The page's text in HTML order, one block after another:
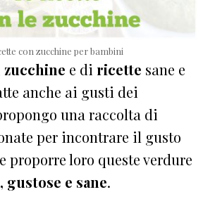
con zucchine per bambini
zucchine e di ricette sane e
anche ai gusti dei
una raccolta di
per incontrare il gusto
proporre loro queste verdure
e sane.